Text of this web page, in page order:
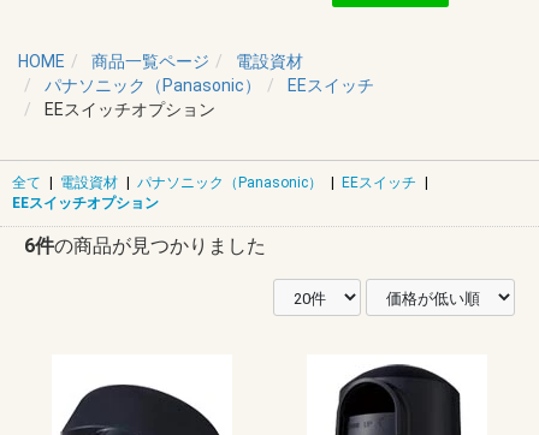
HOME 商品一覧ページ
電設資材
パナソニック（Panasonic）
EEスイッチ
EEスイッチオプション
全て | 電設資材 | パナソニック（Panasonic） | EEスイッチ |
EEスイッチオプション
6件の商品が見つかりました